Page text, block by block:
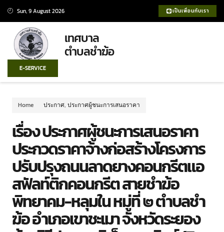
Sun, 9 August 2026 เป็นเพื่อนกับเรา
เทศบาล
ตำบลชำฆ้อ
E-SERVICE
Home ประกาศ, ประกาศผู้ชนะการเสนอราคา
เรื่อง ประกาศผู้ชนะการเสนอราคา
ประกวดราคาจ้างก่อสร้างโครงการ
ปรับปรุงถนนลาดยางคอนกรีตแอ
สฟัลท์ติกคอนกรีต สายชำฆ้อ
พิทยาคม-หลุมใน หมู่ที่ ๒ ตำบลชำ
ฆ้อ อำเภอเขาชะเมา จังหวัดระยอง